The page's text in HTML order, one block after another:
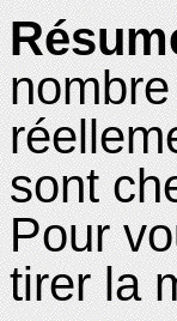
sont
Pour
tirer la